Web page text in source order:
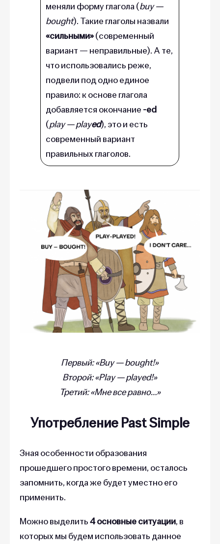
меняли форму глагола (buy —
bought). Такие глаголы назвали
«сильными»(современный
вариант — неправильные). А те,
что использовались реже,
подвели под одно единое
правило: к основе глагола
добавляется окончание -ed
(play — played), это и есть
современный вариант
правильных глаголов.
Первый: «Buy — bought!»
Второй: «Play — played!»
Третий: «Мне все равно…»
Употребление Past Simple
Зная особенности образования
прошедшего простого времени, осталось
запомнить, когда же будет уместно его
применить.
Можно выделить4 основные ситуации, в
которых мы будем использовать данное